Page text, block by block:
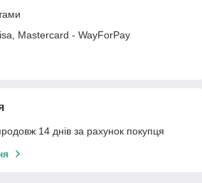
Mastercard - WayForPay
14 днів за рахунок покупця